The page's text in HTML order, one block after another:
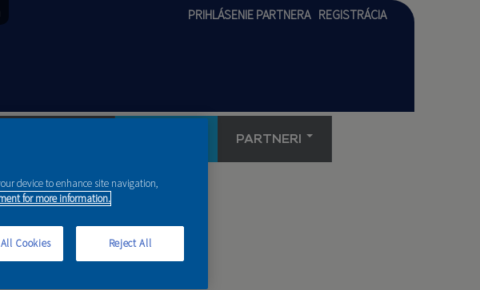
PRIHLÁSENIE PARTNERA REGISTRÁCIA
PARTNERI
device to enhance site navigation,
for more information.
Reject All
Cookies